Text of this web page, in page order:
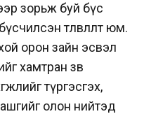
зорьж буй бүс
төлөвлөлт юм.
орон зайн эсвэл
хамтран зөв
түргэсгэх,
олон нийтэд